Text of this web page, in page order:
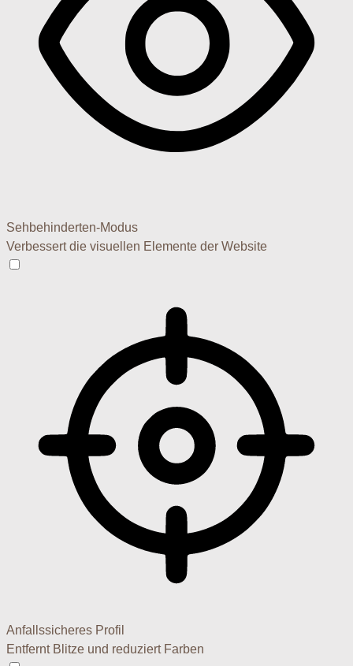
Sehbehinderten-Modus
Verbessert die visuellen Elemente der Website
Anfallssicheres Profil
Entfernt Blitze und reduziert Farben